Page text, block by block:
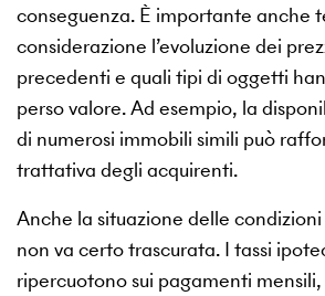
conseguenza. È importante anche
considerazione l’evoluzione dei
precedenti e quali tipi di oggetti
perso valore. Ad esempio, la
di numerosi immobili simili può
trattativa degli acquirenti.
Anche la situazione delle
non va certo trascurata. I tassi
ripercuotono sui pagamenti